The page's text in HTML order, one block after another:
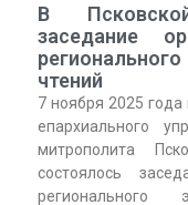
В
заседание
чтений
7 ноября 2025 года
епархиального
митрополита
состоялось